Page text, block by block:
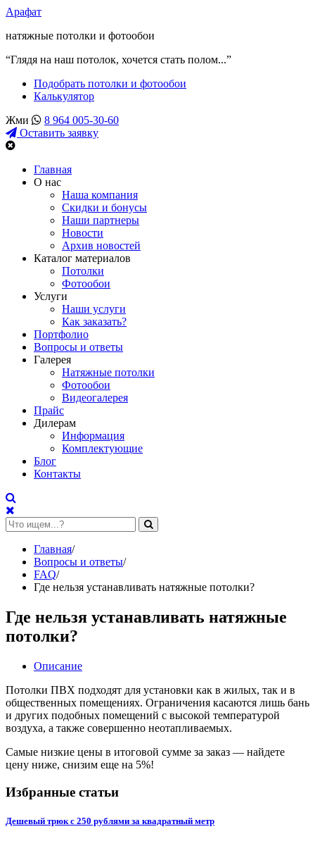
Арафат
натяжные потолки и фотообои
“Глядя на наш потолок, хочется стать полом...”
Подобрать потолки и фотообои
Калькулятор
Жми
8 964 005-30-60
Оставить заявку
Главная
О нас
Наша компания
Скидки и бонусы
Наши партнеры
Новости
Архив новостей
Каталог материалов
Потолки
Фотообои
Услуги
Наши услуги
Как заказать?
Портфолио
Вопросы и ответы
Галерея
Натяжные потолки
Фотообои
Видеогалерея
Прайс
Дилерам
Информация
Комплектующие
Блог
Контакты
Главная/
Вопросы и ответы/
FAQ/
Где нельзя устанавливать натяжные потолки?
Где нельзя устанавливать натяжные
потолки?
Описание
Потолки ПВХ подходят для установки как в жилых, так и в
общественных помещениях. Ограничения касаются лишь бань
и других подобных помещений с высокой температурой
воздуха, а также совершенно неотапливаемых.
Самые низкие цены в итоговой сумме за заказ — найдете
цену ниже, снизим еще на 5%!
Избранные статьи
Дешевый трюк с 250 рублями за квадратный метр